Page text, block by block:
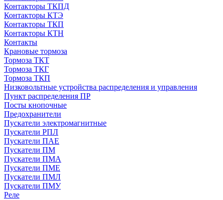
Контакторы ТКПД
Контакторы КТЭ
Контакторы ТКП
Контакторы КТН
Контакты
Крановые тормоза
Тормоза ТКТ
Тормоза ТКГ
Тормоза ТКП
Низковольтные устройства распределения и управления
Пункт распределения ПР
Посты кнопочные
Предохранители
Пускатели электромагнитные
Пускатели РПЛ
Пускатели ПАЕ
Пускатели ПМ
Пускатели ПМА
Пускатели ПМЕ
Пускатели ПМЛ
Пускатели ПМУ
Реле